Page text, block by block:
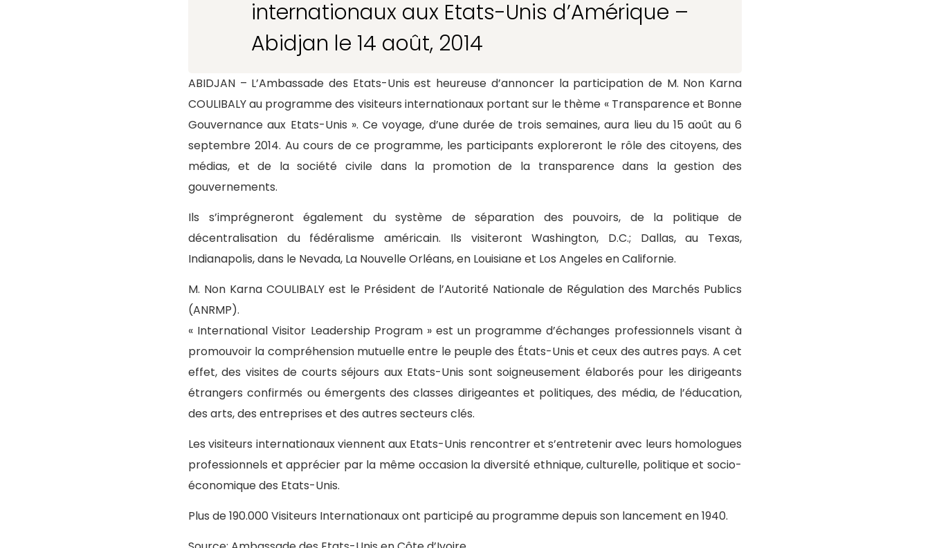
internationaux aux Etats-Unis d’Amérique –
Abidjan le 14 août, 2014
ABIDJAN – L’Ambassade des Etats-Unis est heureuse d’annoncer la participation de M. Non Karna
COULIBALY au programme des visiteurs internationaux portant sur le thème « Transparence et Bonne
Gouvernance aux Etats-Unis ». Ce voyage, d’une durée de trois semaines, aura lieu du 15 août au 6
septembre 2014. Au cours de ce programme, les participants exploreront le rôle des citoyens, des
médias, et de la société civile dans la promotion de la transparence dans la gestion des
gouvernements.
Ils s’imprégneront également du système de séparation des pouvoirs, de la politique de
décentralisation du fédéralisme américain. Ils visiteront Washington, D.C.; Dallas, au Texas,
Indianapolis, dans le Nevada, La Nouvelle Orléans, en Louisiane et Los Angeles en Californie.
M. Non Karna COULIBALY est le Président de l’Autorité Nationale de Régulation des Marchés Publics
(ANRMP).
« International Visitor Leadership Program » est un programme d’échanges professionnels visant à
promouvoir la compréhension mutuelle entre le peuple des États-Unis et ceux des autres pays. A cet
effet, des visites de courts séjours aux Etats-Unis sont soigneusement élaborés pour les dirigeants
étrangers confirmés ou émergents des classes dirigeantes et politiques, des média, de l’éducation,
des arts, des entreprises et des autres secteurs clés.
Les visiteurs internationaux viennent aux Etats-Unis rencontrer et s’entretenir avec leurs homologues
professionnels et apprécier par la même occasion la diversité ethnique, culturelle, politique et socio-
économique des Etats-Unis.
Plus de 190.000 Visiteurs Internationaux ont participé au programme depuis son lancement en 1940.